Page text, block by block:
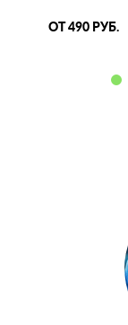
ОТ 490 РУБ.